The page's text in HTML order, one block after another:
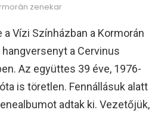
zenekar
Vízi Színházban a Kormorán
a Cervinus
Az együttes 39 éve, 1976-
is töretlen. Fennállásuk alatt
adtak ki. Vezetőjük,